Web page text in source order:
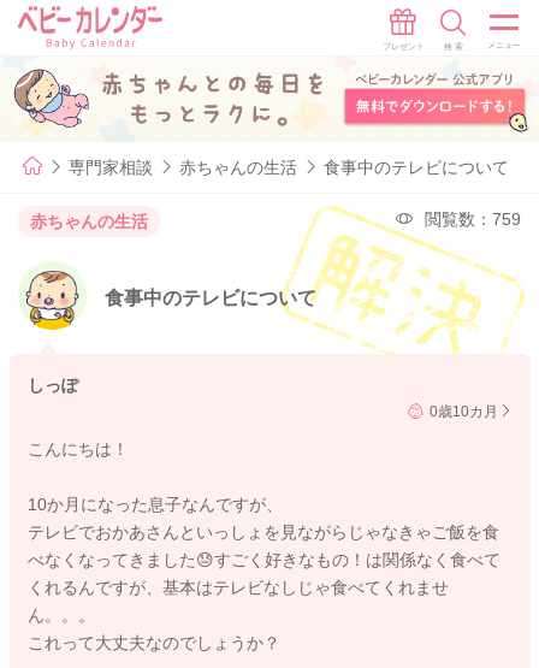
専門家相談 赤ちゃんの生活 食事中のテレビについて
赤ちゃんの生活 閲覧数：759
食事中のテレビについて
しっぽ
0歳10カ月
こんにちは！
10か月になった息子なんですが、
テレビでおかあさんといっしょを見ながらじゃなきゃご飯を食
べなくなってきました😓すごく好きなもの！は関係なく食べて
くれるんですが、基本はテレビなしじゃ食べてくれませ
ん。。。
これって大丈夫なのでしょうか？